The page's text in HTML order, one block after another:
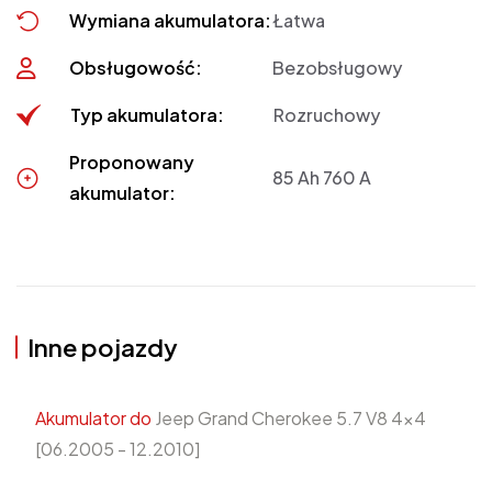
Wymiana akumulatora:Łatwa
Obsługowość: Bezobsługowy
Typ akumulatora: Rozruchowy
Proponowany
akumulator:
85 Ah 760 A
Inne pojazdy
Akumulator do Jeep Grand Cherokee 5.7 V8 4x4
[06.2005 - 12.2010]